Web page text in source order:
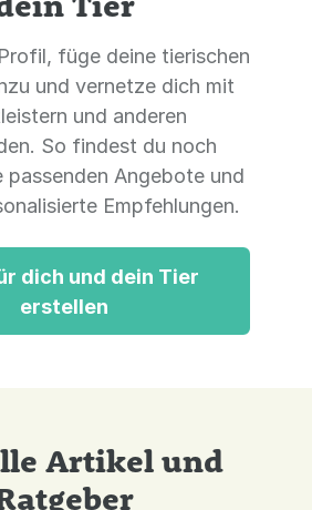
füge deine tierischen
und vernetze dich mit
und anderen
So findest du noch
passenden Angebote und
Empfehlungen.
dich und dein Tier
erstellen
Artikel und